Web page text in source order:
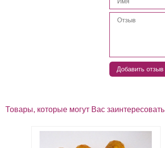
Добавить отзыв
Товары, которые могут Вас заинтересовать